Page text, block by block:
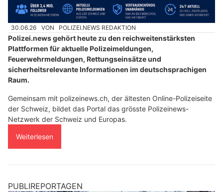
30.06.26 VON POLIZEI.NEWS REDAKTION
Polizei.news gehört heute zu den reichweitenstärksten
Plattformen für aktuelle Polizeimeldungen,
Feuerwehrmeldungen, Rettungseinsätze und
sicherheitsrelevante Informationen im deutschsprachigen
Raum.
Gemeinsam mit polizeinews.ch, der ältesten Online-Polizeiseite
der Schweiz, bildet das Portal das grösste Polizeinews-
Netzwerk der Schweiz und Europas.
Weiterlesen
PUBLIREPORTAGEN